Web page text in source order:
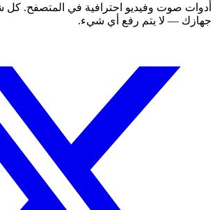
أدوات صوت وفيديو احترافية في المتصفح. كل
جهازك — لا يتم رفع أي شيء.